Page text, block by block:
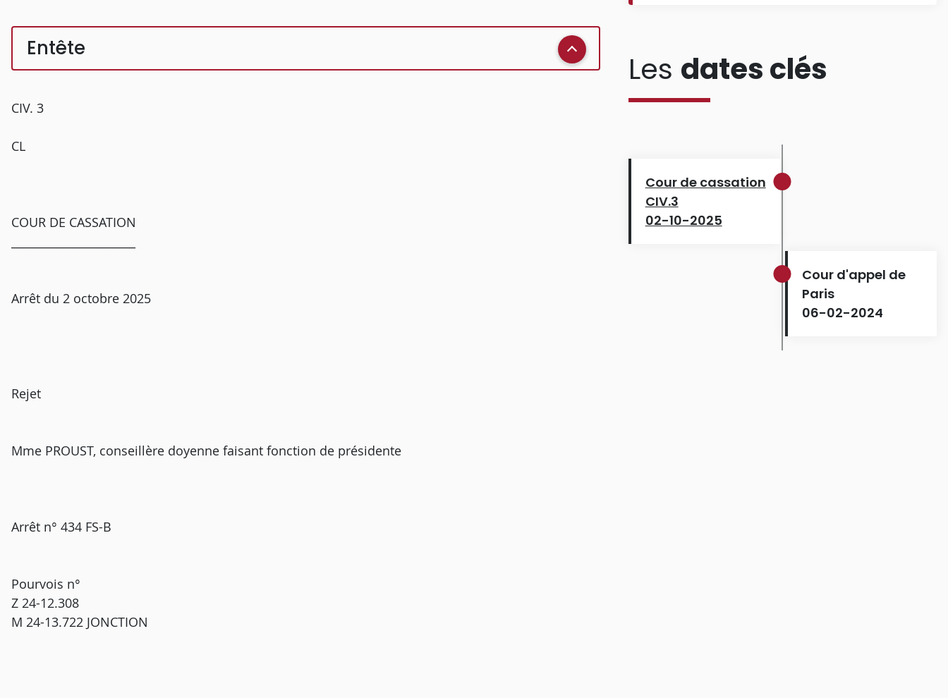
Entête
CIV. 3
CL
COUR DE CASSATION
Arrêt du 2 octobre 2025
Rejet
Mme PROUST, conseillère doyenne faisant fonction de présidente
Arrêt n° 434 FS-B
Pourvois n°
Z 24-12.308
M 24-13.722 JONCTION
Les dates clés
Cour de cassation
CIV.3
02-10-2025
Cour d'appel de
Paris
06-02-2024